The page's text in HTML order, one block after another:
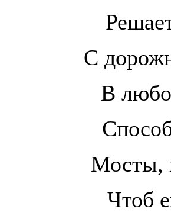
С
В
Мосты,
Чтоб